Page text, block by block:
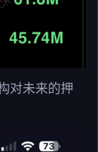
对未来的押